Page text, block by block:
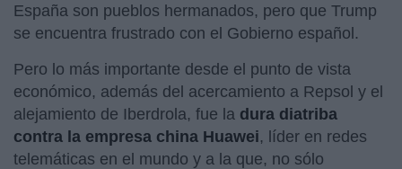
España son pueblos hermanados, pero que Trump
se encuentra frustrado con el Gobierno español.
Pero lo más importante desde el punto de vista
económico, además del acercamiento a Repsol y el
alejamiento de Iberdrola, fue la dura diatriba
contra la empresa china Huawei, líder en redes
telemáticas en el mundo y a la que, no sólo